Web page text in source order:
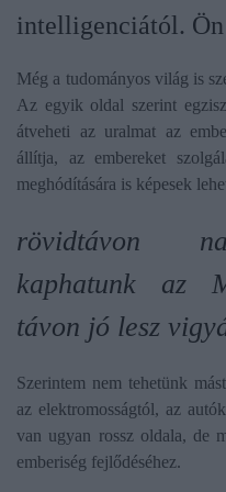
intelligenciától. Ön
Még a tudományos világ is
Az egyik oldal szerint
átveheti az uralmat az
állítja, az embereket
meghódítására is képesek
rövidtávon
kaphatunk az
távon jó lesz
Szerintem nem tehetünk
az elektromosságtól, az
van ugyan rossz oldala, de
emberiség fejlődéséhez.